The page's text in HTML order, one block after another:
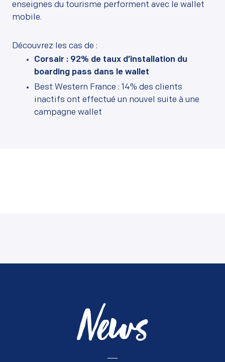
enseignes du tourisme performent avec le wallet
mobile.
Découvrez les cas de :
Corsair : 92% de taux d’installation du
boarding pass dans le wallet
Best Western France : 14% des clients
inactifs ont effectué un nouvel suite à une
campagne wallet
News